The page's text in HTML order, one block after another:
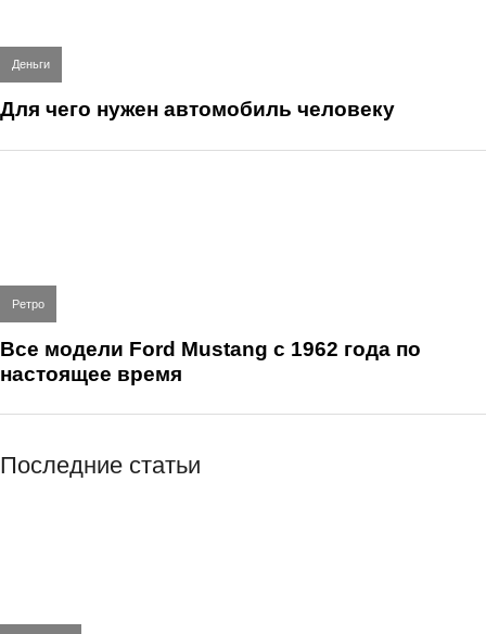
Деньги
Для чего нужен автомобиль человеку
Ретро
Все модели Ford Mustang с 1962 года по
настоящее время
Последние статьи